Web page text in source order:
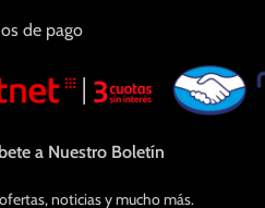
de pago
a Nuestro Boletín
noticias y mucho más.